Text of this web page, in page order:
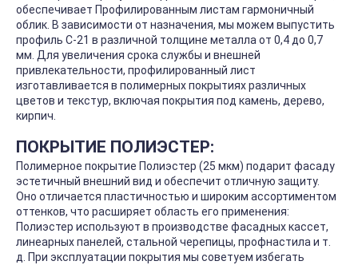
обеспечивает Профилированным листам гармоничный
облик. В зависимости от назначения, мы можем выпустить
профиль С-21 в различной толщине металла от 0,4 до 0,7
мм. Для увеличения срока службы и внешней
привлекательности, профилированный лист
изготавливается в полимерных покрытиях различных
цветов и текстур, включая покрытия под камень, дерево,
кирпич.
ПОКРЫТИЕ ПОЛИЭСТЕР:
Полимерное покрытие Полиэстер (25 мкм) подарит фасаду
эстетичный внешний вид и обеспечит отличную защиту.
Оно отличается пластичностью и широким ассортиментом
оттенков, что расширяет область его применения:
Полиэстер используют в производстве фасадных кассет,
линеарных панелей, стальной черепицы, профнастила и т.
д. При эксплуатации покрытия мы советуем избегать